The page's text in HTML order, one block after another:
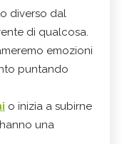
diverso dal
di qualcosa.
emozioni
puntando
o inizia a subirne
una